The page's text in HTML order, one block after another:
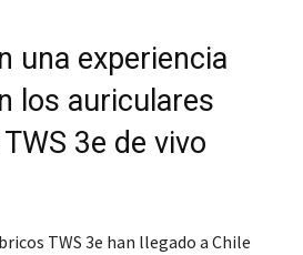
una experiencia
los auriculares
3e de vivo
TWS 3e han llegado a Chile